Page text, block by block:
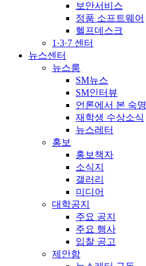
보안서비스
정품 소프트웨어
헬프데스크
1·3·7 센터
뉴스센터
뉴스룸
SM뉴스
SM인터뷰
언론에서 본 숙명
재학생 수상소식
뉴스레터
홍보
홍보책자
소식지
갤러리
미디어
대학공지
주요 공지
주요 행사
입찰 공고
제안함